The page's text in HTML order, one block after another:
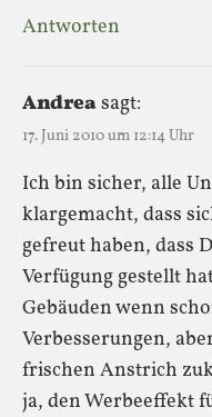
Antworten
Andreasagt:
17. Juni 2010 um 12:14 Uhr
Ich bin sicher, alle
klargemacht, dass
gefreut haben, dass
Verfügung gestellt
Gebäuden wenn
Verbesserungen,
frischen Anstrich
ja, den Werbeeffekt